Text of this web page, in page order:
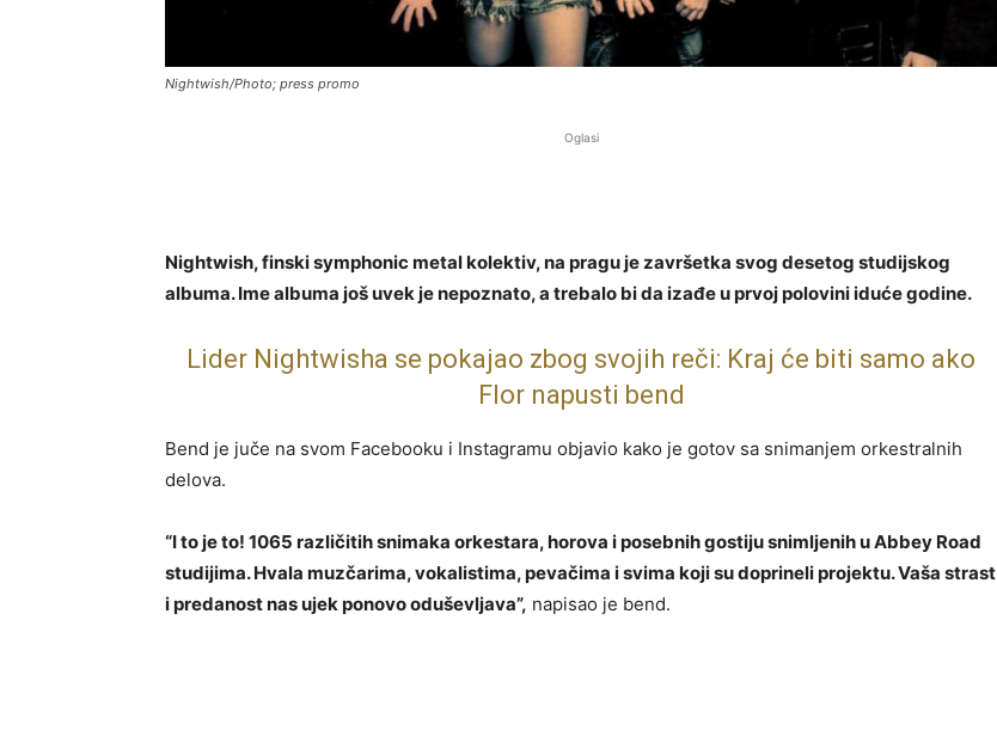
Nightwish/Photo; press promo
Oglasi
Nightwish, finski symphonic metal kolektiv, na pragu je završetka svog desetog studijskog
albuma. Ime albuma još uvek je nepoznato, a trebalo bi da izađe u prvoj polovini iduće godine.
Lider Nightwisha se pokajao zbog svojih reči: Kraj će biti samo ako
Flor napusti bend
Bend je juče na svom Facebooku i Instagramu objavio kako je gotov sa snimanjem orkestralnih
delova.
“I to je to! 1065 različitih snimaka orkestara, horova i posebnih gostiju snimljenih u Abbey Road
studijima. Hvala muzčarima, vokalistima, pevačima i svima koji su doprineli projektu. Vaša strast
i predanost nas ujek ponovo oduševljava”, napisao je bend.